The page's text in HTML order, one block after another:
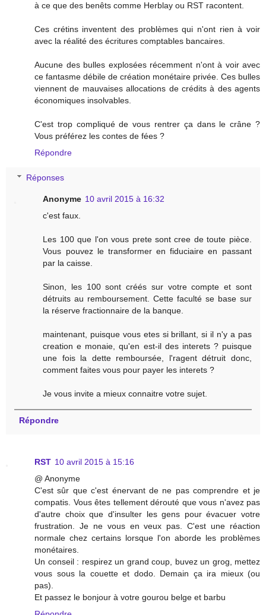
à ce que des benêts comme Herblay ou RST racontent.
Ces crétins inventent des problèmes qui n'ont rien à voir
avec la réalité des écritures comptables bancaires.
Aucune des bulles explosées récemment n'ont à voir avec
ce fantasme débile de création monétaire privée. Ces bulles
viennent de mauvaises allocations de crédits à des agents
économiques insolvables.
C'est trop compliqué de vous rentrer ça dans le crâne ?
Vous préférez les contes de fées ?
Répondre
Réponses
Anonyme 10 avril 2015 à 16:32
c'est faux.
Les 100 que l'on vous prete sont cree de toute pièce.
Vous pouvez le transformer en fiduciaire en passant
par la caisse.
Sinon, les 100 sont créés sur votre compte et sont
détruits au remboursement. Cette faculté se base sur
la réserve fractionnaire de la banque.
maintenant, puisque vous etes si brillant, si il n'y a pas
creation e monaie, qu'en est-il des interets ? puisque
une fois la dette remboursée, l'ragent détruit donc,
comment faites vous pour payer les interets ?
Je vous invite a mieux connaitre votre sujet.
Répondre
RST 10 avril 2015 à 15:16
@ Anonyme
C'est sûr que c'est énervant de ne pas comprendre et je
compatis. Vous êtes tellement dérouté que vous n'avez pas
d'autre choix que d'insulter les gens pour évacuer votre
frustration. Je ne vous en veux pas. C'est une réaction
normale chez certains lorsque l'on aborde les problèmes
monétaires.
Un conseil : respirez un grand coup, buvez un grog, mettez
vous sous la couette et dodo. Demain ça ira mieux (ou
pas).
Et passez le bonjour à votre gourou belge et barbu